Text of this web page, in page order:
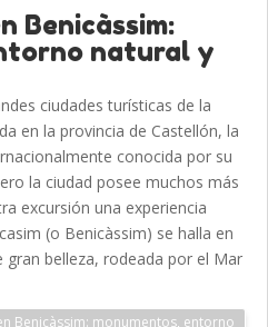
Benicàssim:
natural y
ciudades turísticas de la
en la provincia de Castellón, la
conocida por su
la ciudad posee muchos más
excursión una experiencia
(o Benicàssim) se halla en
belleza, rodeada por el Mar
Benicàssim: monumentos, entorno